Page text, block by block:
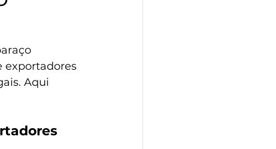
exportadores
Aqui